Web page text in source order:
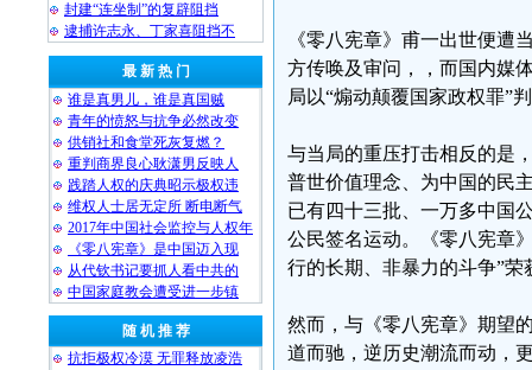
封建“连坐制”的复辟阻挡
逮捕许志永、丁家喜阻挡不
最 新 热 门
谁是真男儿，谁是真国贼
青年的愤怒与抗争必然改变
供销社和食堂死灰复燃？
重判商界良心耿潇男反映人
践踏人权的庆典昭示极权违
维权人士居无定所 断电断气
2017年中国社会监控与人权年
《零八宪章》是中国迈入现
从代钦书记要抓人看中共的
中国家庭教会遭受进一步镇
随 机 推 荐
抗拒极权冷漠 无罪释放凌浩
《零八宪章》甫一出世便遭
方传唤及审问，，而国内媒
局以“煽动颠覆国家政权罪”
与当局的重压打击相反的是
普世价值理念、为中国的民
已有四十三批、一万多中国
公民签名运动。《零八宪章
行的长期、非暴力的斗争”荣
然而，与《零八宪章》期望
道而驰，逆历史潮流而动，